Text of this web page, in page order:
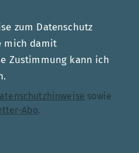
zum Datenschutz
mich damit
Zustimmung kann ich
sowie
Abo.